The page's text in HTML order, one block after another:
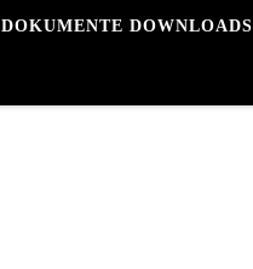
DOKUMENTE DOWNLOADS